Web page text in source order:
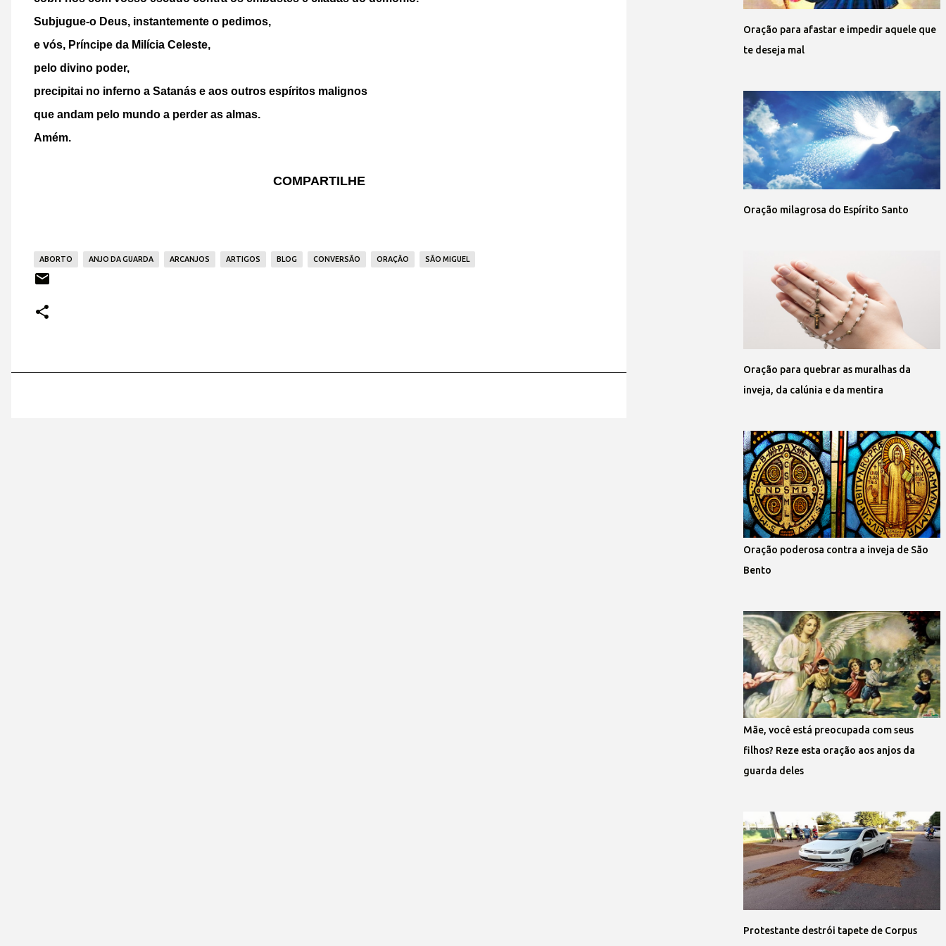
Subjugue-o Deus, instantemente o pedimos,
e vós, Príncipe da Milícia Celeste,
pelo divino poder,
precipitai no inferno a Satanás e aos outros espíritos malignos
que andam pelo mundo a perder as almas.
Amém.
COMPARTILHE
ABORTO ANJO DA GUARDA ARCANJOS ARTIGOS BLOG CONVERSÃO ORAÇÃO SÃO MIGUEL
Oração para afastar e impedir aquele que
te deseja mal
Oração milagrosa do Espírito Santo
Oração para quebrar as muralhas da
inveja, da calúnia e da mentira
Oração poderosa contra a inveja de São
Bento
Mãe, você está preocupada com seus
filhos? Reze esta oração aos anjos da
guarda deles
Protestante destrói tapete de Corpus